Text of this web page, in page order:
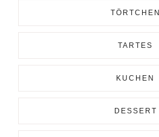
TÖRTCHEN
TARTES
KUCHEN
DESSERT